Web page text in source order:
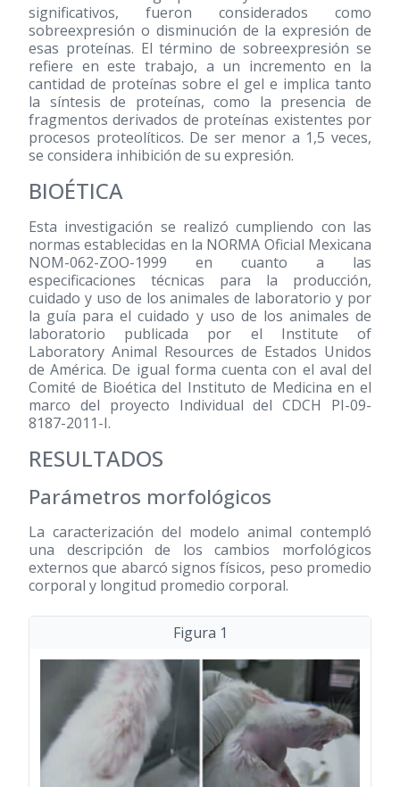
significativos, fueron considerados como
sobreexpresión o disminución de la expresión de
esas proteínas. El término de sobreexpresión se
refiere en este trabajo, a un incremento en la
cantidad de proteínas sobre el gel e implica tanto
la síntesis de proteínas, como la presencia de
fragmentos derivados de proteínas existentes por
procesos proteolíticos. De ser menor a 1,5 veces,
se considera inhibición de su expresión.
BIOÉTICA
Esta investigación se realizó cumpliendo con las
normas establecidas en la NORMA Oficial Mexicana
NOM-062-ZOO-1999 en cuanto a las
especificaciones técnicas para la producción,
cuidado y uso de los animales de laboratorio y por
la guía para el cuidado y uso de los animales de
laboratorio publicada por el Institute of
Laboratory Animal Resources de Estados Unidos
de América. De igual forma cuenta con el aval del
Comité de Bioética del Instituto de Medicina en el
marco del proyecto Individual del CDCH PI-09-
8187-2011-I.
RESULTADOS
Parámetros morfológicos
La caracterización del modelo animal contempló
una descripción de los cambios morfológicos
externos que abarcó signos físicos, peso promedio
corporal y longitud promedio corporal.
Figura 1